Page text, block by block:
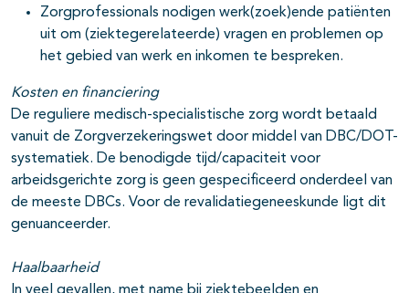
Zorgprofessionals nodigen werk(zoek)ende patiënten
uit om (ziektegerelateerde) vragen en problemen op
het gebied van werk en inkomen te bespreken.
Kosten en financiering
De reguliere medisch-specialistische zorg wordt betaald
vanuit de Zorgverzekeringswet door middel van DBC/DOT-
systematiek. De benodigde tijd/capaciteit voor
arbeidsgerichte zorg is geen gespecificeerd onderdeel van
de meeste DBCs. Voor de revalidatiegeneeskunde ligt dit
genuanceerder.
Haalbaarheid